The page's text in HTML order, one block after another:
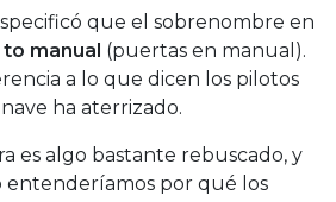
que el sobrenombre en
manual (puertas en manual).
a lo que dicen los pilotos
ha aterrizado.
es algo bastante rebuscado, y
entenderíamos por qué los